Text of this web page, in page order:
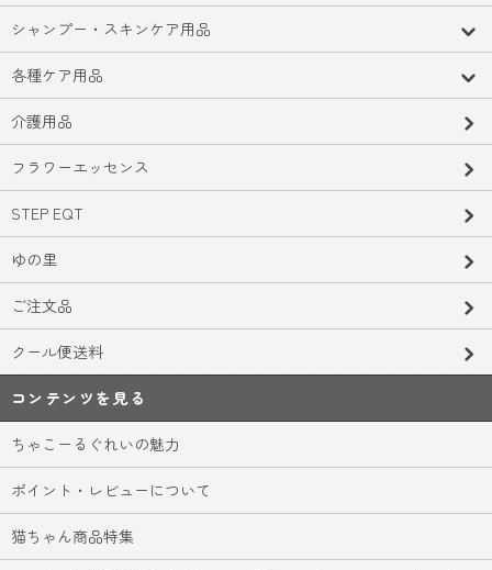
シャンプー・スキンケア用品
各種ケア用品
介護用品
フラワーエッセンス
STEP EQT
ゆの里
ご注文品
クール便送料
コンテンツを見る
ちゃこーるぐれいの魅力
ポイント・レビューについて
猫ちゃん商品特集